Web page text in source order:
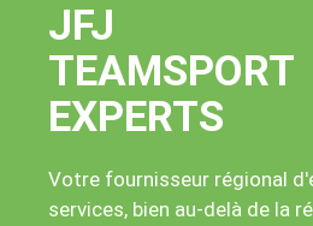
JFJ
TEAMSPORT
EXPERTS
Votre fournisseur régional
services, bien au-delà de la